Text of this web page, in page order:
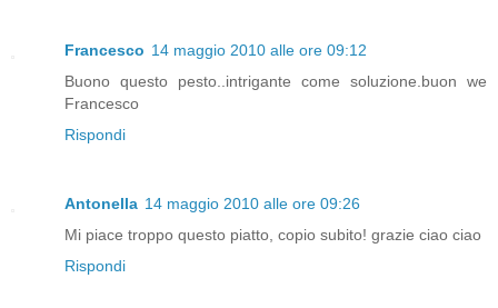
Francesco 14 maggio 2010 alle ore 09:12
Buono questo pesto..intrigante come soluzione.buon we
Francesco
Rispondi
Antonella 14 maggio 2010 alle ore 09:26
Mi piace troppo questo piatto, copio subito! grazie ciao ciao
Rispondi